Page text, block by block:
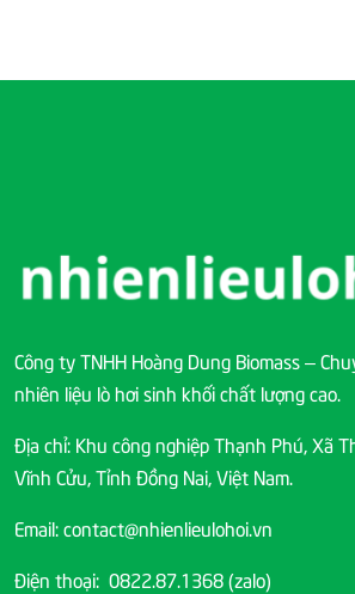
Công ty TNHH Hoàng Dung Biomass –
nhiên liệu lò hơi sinh khối chất lượng cao.
Địa chỉ: Khu công nghiệp Thạnh Phú, Xã
Vĩnh Cửu, Tỉnh Đồng Nai, Việt Nam.
Email: contact@nhienlieulohoi.vn
Điện thoại: 0822.87.1368 (zalo)